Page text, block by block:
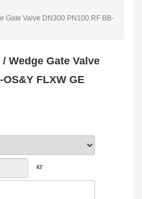
Gate Valve DN300 PN100 RF BB-
Wedge Gate Valve
OS&Y FLXW GE
кг